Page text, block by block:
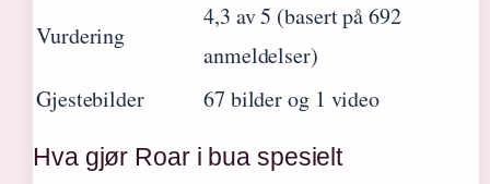
Vurdering
4,3 av 5 (basert på 692
anmeldelser)
Gjestebilder
67 bilder og 1 video
Hva gjør Roar i bua spesielt